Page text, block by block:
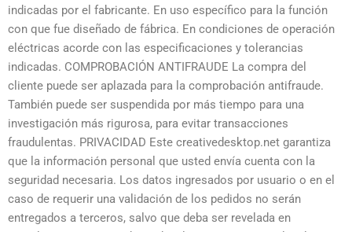
indicadas por el fabricante. En uso específico para la función
con que fue diseñado de fábrica. En condiciones de operación
eléctricas acorde con las especificaciones y tolerancias
indicadas. COMPROBACIÓN ANTIFRAUDE La compra del
cliente puede ser aplazada para la comprobación antifraude.
También puede ser suspendida por más tiempo para una
investigación más rigurosa, para evitar transacciones
fraudulentas. PRIVACIDAD Este creativedesktop.net garantiza
que la información personal que usted envía cuenta con la
seguridad necesaria. Los datos ingresados por usuario o en el
caso de requerir una validación de los pedidos no serán
entregados a terceros, salvo que deba ser revelada en